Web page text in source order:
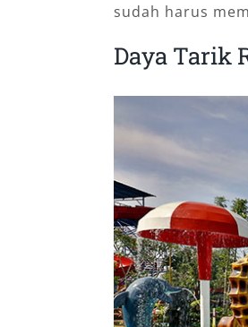
sudah harus
Daya Tarik